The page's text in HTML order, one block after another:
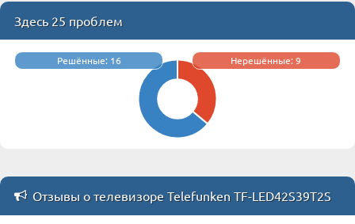
Здесь 25 проблем
Решённые: 16 Нерешённые: 9
Отзывы о телевизоре Telefunken TF-LED42S39T2S